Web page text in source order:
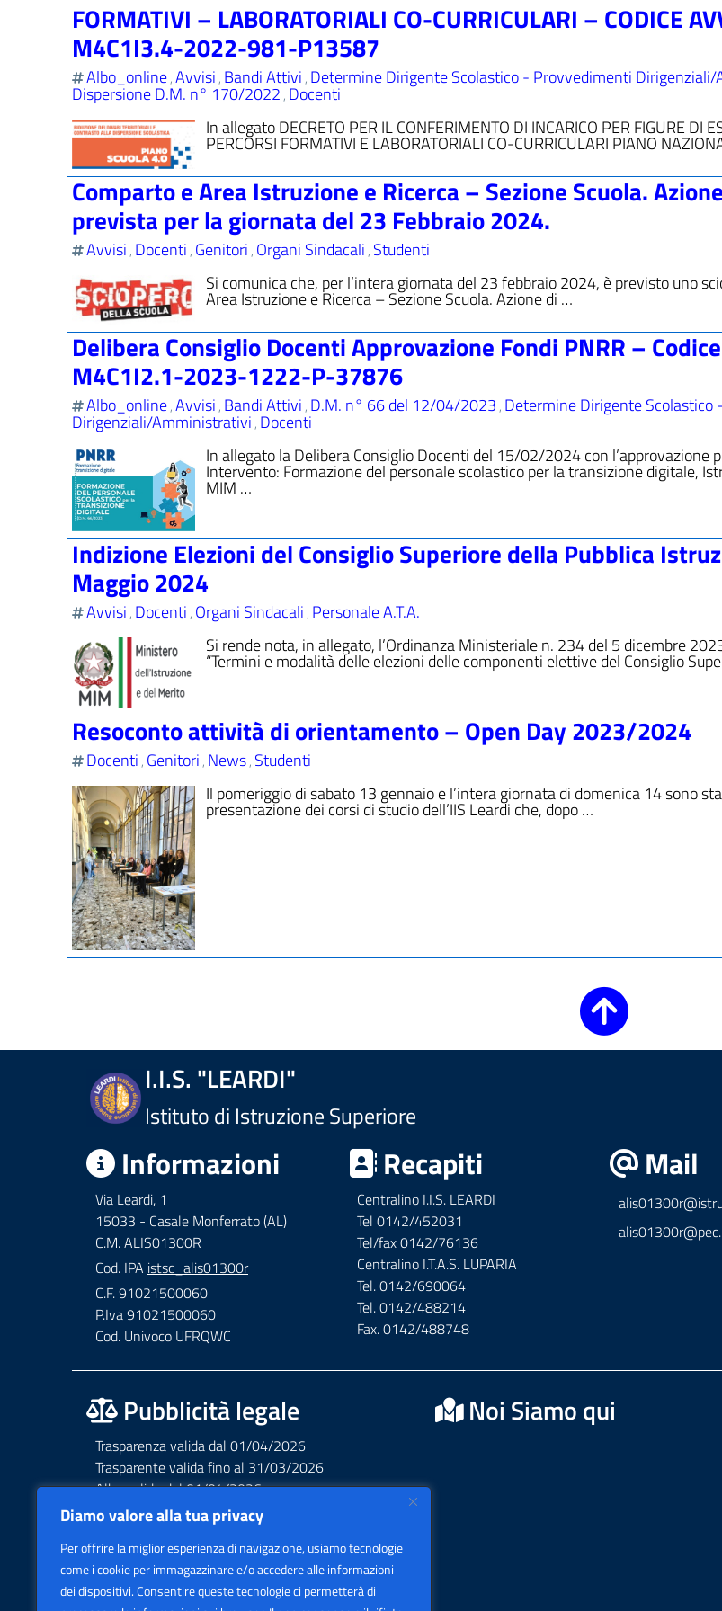
Diamo valore alla tua privacy
Per offrire la miglior esperienza di navigazione, usiamo tecnologie
come i cookie per immagazzinare e/o accedere alle informazioni
dei dispositivi. Consentire queste tecnologie ci permetterà di
FORMATIVI – LABORATORIALI CO-CURRICULARI – CODICE
M4C1I3.4-2022-981-P13587
Albo_online,Avvisi, Bandi Attivi, Determine Dirigente Scolastico - Provvedimenti
Dispersione D.M. n° 170/2022, Docenti
In allegato DECRETO PER IL CONFERIMENTO DI INCARICO PER FIGURE DI
PERCORSI FORMATIVI E LABORATORIALI CO-CURRICULARI PIANO
Comparto e Area Istruzione e Ricerca – Sezione Scuola.
prevista per la giornata del 23 Febbraio 2024.
Avvisi, Docenti, Genitori, Organi Sindacali, Studenti
Si comunica che, per l’intera giornata del 23 febbraio 2024, è previsto uno
Area Istruzione e Ricerca – Sezione Scuola. Azione di …
Delibera Consiglio Docenti Approvazione Fondi PNRR –
M4C1I2.1-2023-1222-P-37876
Albo_online,Avvisi, Bandi Attivi, D.M. n° 66 del 12/04/2023, Determine Dirigente Scolastico
Dirigenziali/Amministrativi, Docenti
In allegato la Delibera Consiglio Docenti del 15/02/2024 con l’approvazione
Intervento: Formazione del personale scolastico per la transizione digitale,
MIM …
Indizione Elezioni del Consiglio Superiore della Pubblica
Maggio 2024
Avvisi, Docenti, Organi Sindacali, Personale A.T.A.
Si rende nota, in allegato, l’Ordinanza Ministeriale n. 234 del 5 dicembre
“Termini e modalità delle elezioni delle componenti elettive del Consiglio
Resoconto attività di orientamento – Open Day 2023/2024
Docenti, Genitori, News, Studenti
Il pomeriggio di sabato 13 gennaio e l’intera giornata di domenica 14 sono
presentazione dei corsi di studio dell’IIS Leardi che, dopo …
I.I.S. "LEARDI"
Istituto di Istruzione Superiore
Informazioni
Via Leardi, 1
15033 - Casale Monferrato (AL)
C.M. ALIS01300R
Cod. IPA istsc_alis01300r
C.F. 91021500060
P.Iva 91021500060
Cod. Univoco UFRQWC
Recapiti
Centralino I.I.S. LEARDI
Tel 0142/452031
Tel/fax 0142/76136
Centralino I.T.A.S. LUPARIA
Tel. 0142/690064
Tel. 0142/488214
Fax. 0142/488748
Mail
Pubblicità legale
Trasparenza valida dal 01/04/2026
Trasparente valida fino al 31/03/2026
Albo valido dal 01/04/2026
Albo valido fino al 31/03/2026
Privacy – Informative – VideoSorveglianza
Accessibilità AGID Form
Noi Siamo qui